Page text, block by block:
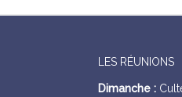
LES RÉUNIONS
Dimanche :